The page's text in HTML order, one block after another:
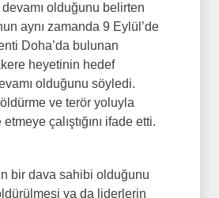
devamı olduğunu belirten
aynı zamanda 9 Eylül’de
Doha’da bulunan
heyetinin hedef
olduğunu söyledi.
öldürme ve terör yoluyla
çalıştığını ifade etti.
bir dava sahibi olduğunu
ya da liderlerin